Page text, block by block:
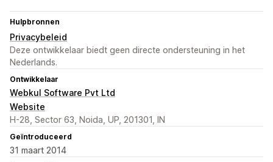
Hulpbronnen
Privacybeleid
Deze ontwikkelaar biedt geen directe ondersteuning in het
Nederlands.
Ontwikkelaar
Webkul Software Pvt Ltd
Website
H-28, Sector 63, Noida, UP, 201301, IN
Geïntroduceerd
31 maart 2014